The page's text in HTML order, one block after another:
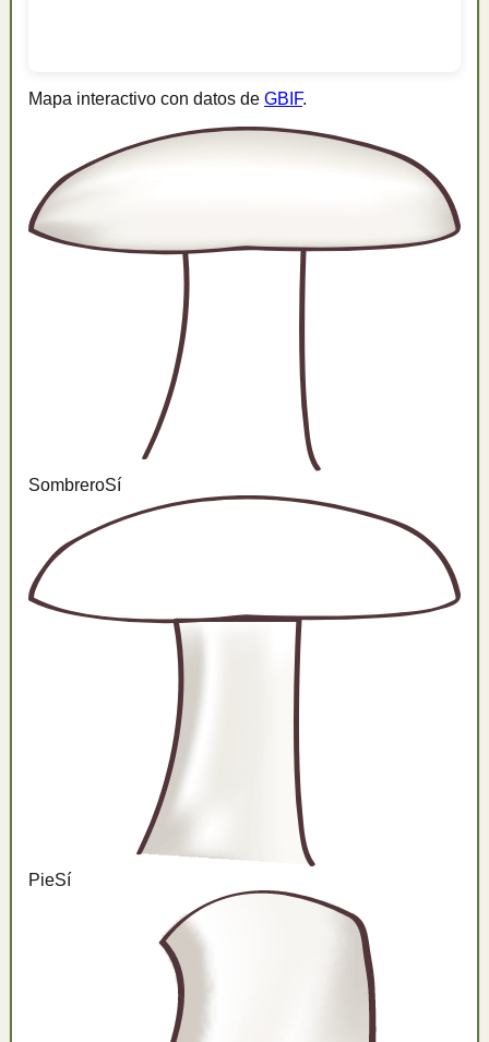
Mapa interactivo con datos de GBIF.
SombreroSí
PieSí